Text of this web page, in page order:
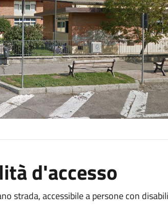
d'accesso
strada, accessibile a persone con